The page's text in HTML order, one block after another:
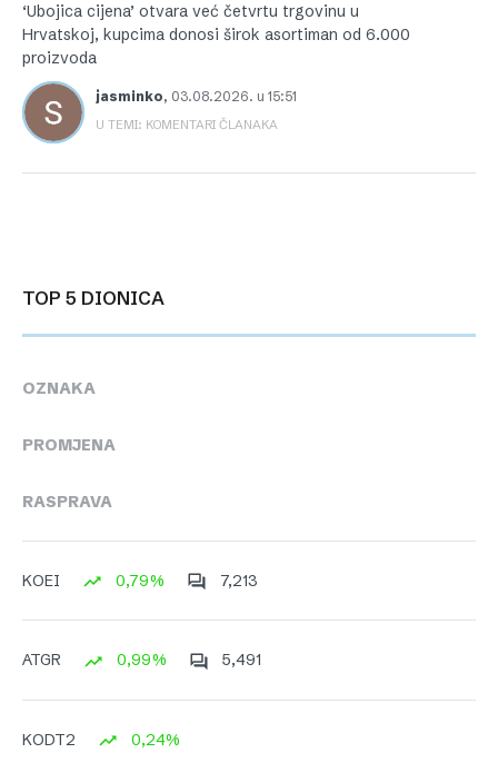
‘Ubojica cijena’ otvara već četvrtu trgovinu u
Hrvatskoj, kupcima donosi širok asortiman od 6.000
proizvoda
jasminko, 03.08.2026. u 15:51
U TEMI: KOMENTARI ČLANAKA
TOP 5 DIONICA
OZNAKA
PROMJENA
RASPRAVA
KOEI 0,79% 7,213
ATGR 0,99% 5,491
KODT2 0,24%